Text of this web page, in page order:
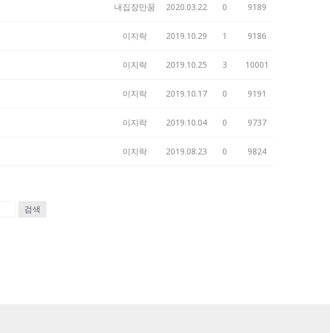
내집장만꿈 2020.03.22 0 9189
이지락 2019.10.29 1 9186
이지락 2019.10.25 3 10001
이지락 2019.10.17 0 9191
이지락 2019.10.04 0 9737
이지락 2019.08.23 0 9824
검색